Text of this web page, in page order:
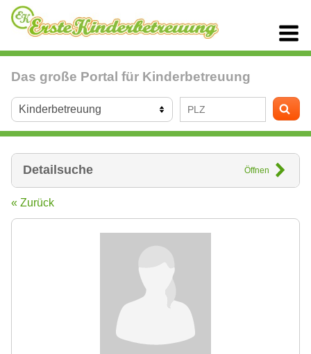
Das große Portal für Kinderbetreuung
Detailsuche Öffnen
« Zurück